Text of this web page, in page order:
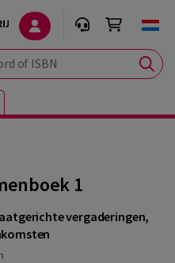
1
vergaderingen,